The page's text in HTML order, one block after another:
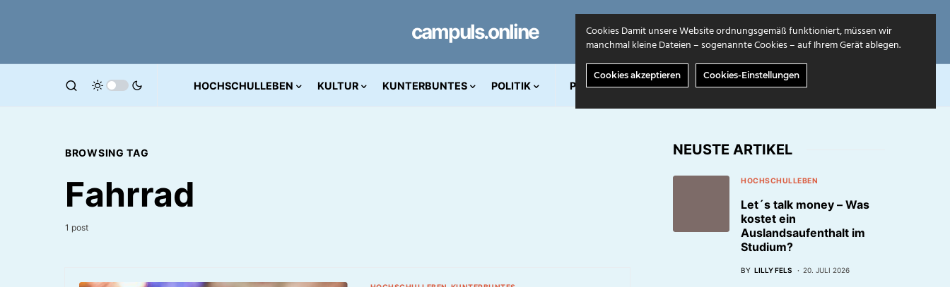
campuls.online
HOCHSCHULLEBEN KULTUR KUNTERBUNTES POLITIK PRINT AUSGABEN ÜBER UNS
BROWSING TAG
Fahrrad
1 post
NEUSTE ARTIKEL
HOCHSCHULLEBEN
Let´s talk money – Was
kostet ein
Auslandsaufenthalt im
Studium?
BY LILLY FELS 20. JULI 2026
Cookies Damit unsere Website ordnungsgemäß funktioniert, müssen wir
manchmal kleine Dateien – sogenannte Cookies – auf Ihrem Gerät ablegen.
Cookies akzeptieren Cookies-Einstellungen